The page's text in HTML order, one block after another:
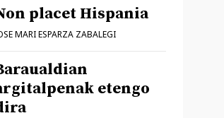
placet Hispania
MARI ESPARZA ZABALEGI
etengo